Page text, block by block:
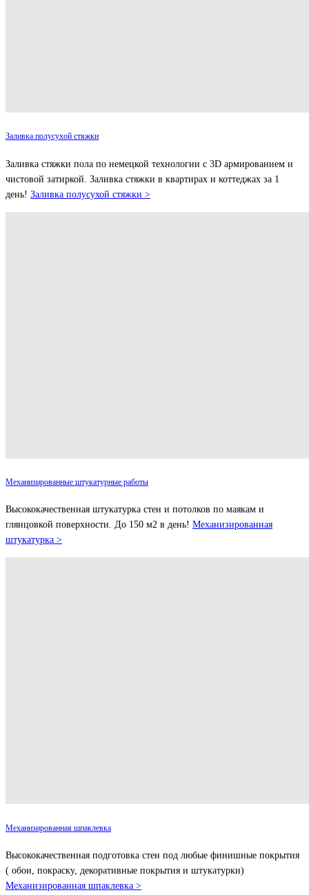
Заливка полусухой стяжки
Заливка стяжки пола по немецкой технологии с 3D армированием и
чистовой затиркой. Заливка стяжки в квартирах и коттеджах за 1
день! Заливка полусухой стяжки >
Механизированные штукатурные работы
Высококачественная штукатурка стен и потолков по маякам и
глянцовкой поверхности. До 150 м2 в день! Механизированная
штукатурка >
Механизированная шпаклевка
Высококачественная подготовка стен под любые финишные покрытия
( обои, покраску, декоративные покрытия и штукатурки)
Механизированная шпаклевка >